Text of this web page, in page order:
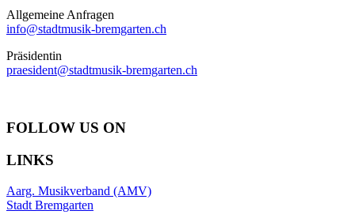
Allgemeine Anfragen
info@stadtmusik-bremgarten.ch
Präsidentin
praesident@stadtmusik-bremgarten.ch
FOLLOW US ON
LINKS
Aarg. Musikverband (AMV)
Stadt Bremgarten